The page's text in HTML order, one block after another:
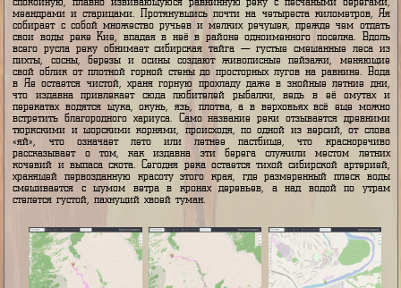
типичный горный поток с холодной, стремительной водой и
дном. По мере спуска с гор характер реки заметно меняется, она
на просторы Кузнецкой котловины, замедляет свой бег и
спокойную, плавно извивающуюся равнинную реку с песчаными
меандрами и старицами. Протянувшись почти на четыреста
собирает с собой множество ручьев и мелких речушек, прежде чем
свои воды реке Кие, впадая в неё в районе одноименного поселка.
всего русла реку обнимает сибирская тайга — густые смешанные
пихты, сосны, березы и осины создают живописные пейзажи,
свой облик от плотной горной стены до просторных лугов на
в Яе остается чистой, храня горную прохладу даже в знойные
что издавна привлекает сюда любителей рыбалки, ведь в её
перекатах водятся щука, окунь, язь, плотва, а в верховьях всё еще
встретить благородного хариуса. Само название реки отзывается
тюркскими и шорскими корнями, происходя, по одной из версий, от
«яй», что означает лето или летнее пастбище, что
кочевий и выпаса скота. Сегодня река остается тихой сибирской
хранящей первозданную красоту этого края, где размеренный
смешивается с шумом ветра в кронах деревьев, а над водой по
стелется густой, пахнущий хвоей туман.